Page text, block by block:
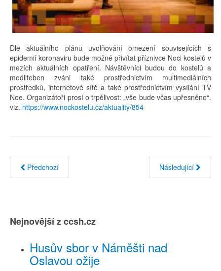
Dle aktuálního plánu uvolňování omezení souvisejících s
epidemií koronaviru bude možné přivítat příznivce Noci kostelů v
mezích aktuálních opatření. Návštěvníci budou do kostelů a
modliteben zváni také prostřednictvím multimediálních
prostředků, internetové sítě a také prostřednictvím vysílání TV
Noe. Organizátoři prosí o trpělivost: „vše bude včas upřesněno“.
viz. https://www.nockostelu.cz/aktuality/854
Předchozí Následující
Nejnovější z ccsh.cz
Husův sbor v Náměšti nad
Oslavou ožije